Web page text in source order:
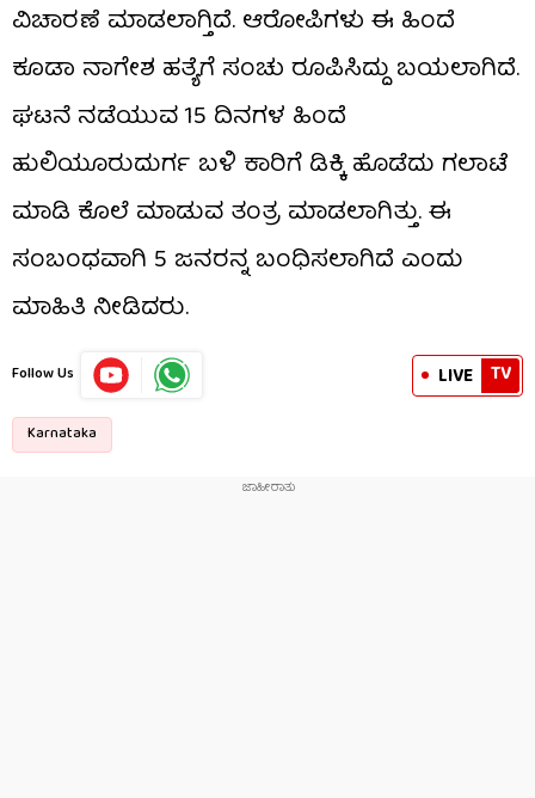
ವಿಚಾರಣೆ ಮಾಡಲಾಗ್ತಿದೆ. ಆರೋಪಿಗಳು ಈ ಹಿಂದೆ
ಕೂಡಾ ನಾಗೇಶ ಹತ್ಯೆಗೆ ಸಂಚು ರೂಪಿಸಿದ್ದು ಬಯಲಾಗಿದೆ.
ಘಟನೆ ನಡೆಯುವ 15 ದಿನಗಳ ಹಿಂದೆ
ಹುಲಿಯೂರುದುರ್ಗ ಬಳಿ ಕಾರಿಗೆ ಡಿಕ್ಕಿ ಹೊಡೆದು ಗಲಾಟೆ
ಮಾಡಿ ಕೊಲೆ ಮಾಡುವ ತಂತ್ರ ಮಾಡಲಾಗಿತ್ತು. ಈ
ಸಂಬಂಧವಾಗಿ 5 ಜನರನ್ನ ಬಂಧಿಸಲಾಗಿದೆ ಎಂದು
ಮಾಹಿತಿ ನೀಡಿದರು.
Follow Us LIVE TV
Karnataka